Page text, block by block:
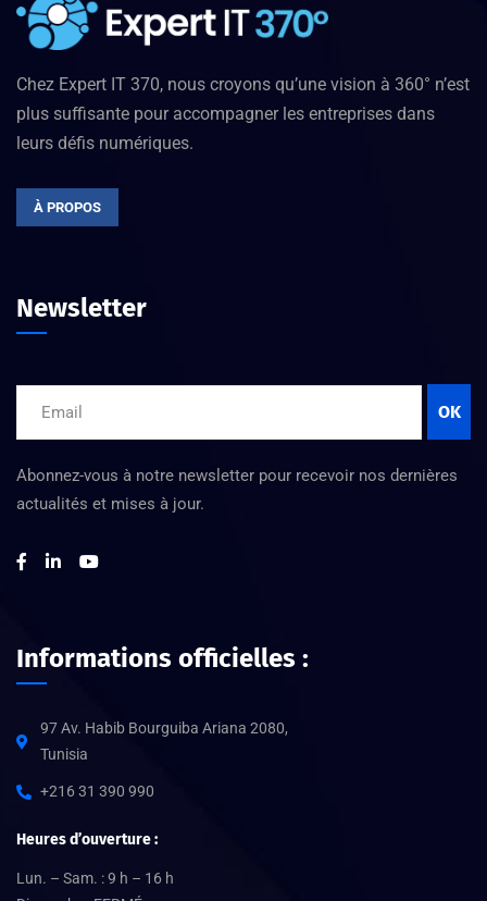
Chez Expert IT 370, nous croyons qu’une vision à 360° n’est
plus suffisante pour accompagner les entreprises dans
leurs défis numériques.
À PROPOS
Newsletter
OK
Abonnez-vous à notre newsletter pour recevoir nos dernières
actualités et mises à jour.
Informations officielles :
97 Av. Habib Bourguiba Ariana 2080,
Tunisia
+216 31 390 990
Heures d’ouverture :
Lun. – Sam. : 9 h – 16 h